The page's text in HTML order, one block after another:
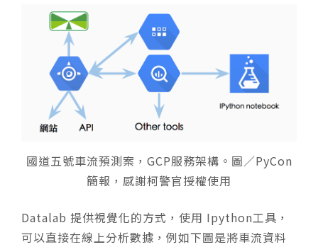
國道五號車流預測案，GCP服務架構。圖／PyCon
簡報，感謝柯警官授權使用
Datalab 提供視覺化的方式，使用 Ipython工具，
可以直接在線上分析數據，例如下圖是將車流資料